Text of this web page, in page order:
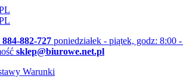
884-882-727 poniedziałek - piątek, godz: 8:00
sklep@biurowe.net.pl
Warunki